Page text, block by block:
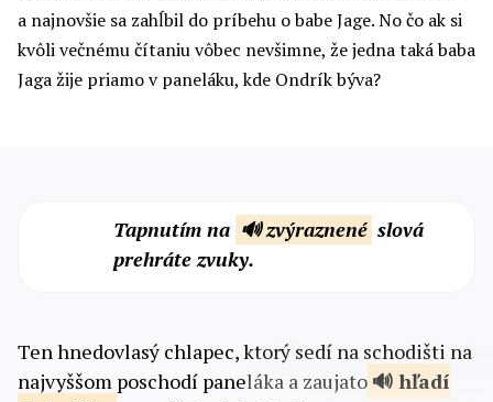
a najnovšie sa zahĺbil do príbehu o babe Jage. No čo ak si
kvôli večnému čítaniu vôbec nevšimne, že jedna taká baba
Jaga žije priamo v paneláku, kde Ondrík býva?
Tapnutím na 🔊 zvýraznené slová
prehráte zvuky.
Ten hnedovlasý chlapec, ktorý sedí na schodišti na
najvyššom poschodí paneláka a zaujato
hľadí